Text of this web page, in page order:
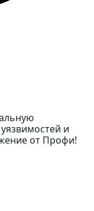
и
от Профи!